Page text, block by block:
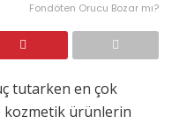
Fondöten Orucu Bozar mı?
tutarken en çok
kozmetik ürünlerin